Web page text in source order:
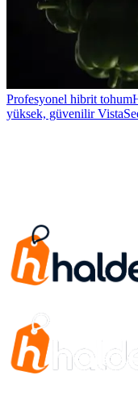
Profesyonel hibrit tohum
yüksek, güvenilir